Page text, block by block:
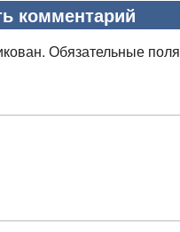
комментарий
Обязательные поля